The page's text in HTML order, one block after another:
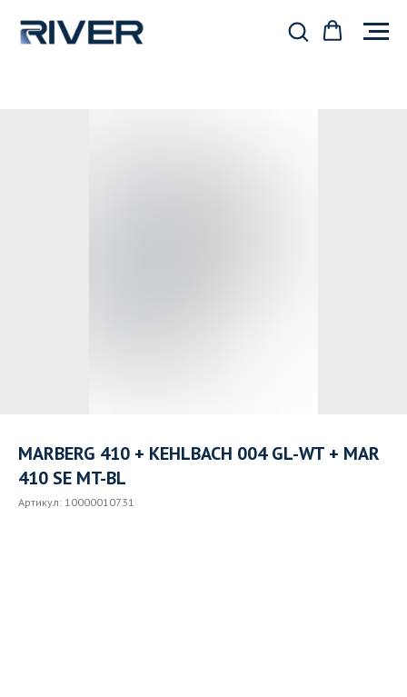
MARBERG 410 + KEHLBACH 004 GL-WT + MAR
410 SE MT-BL
Артикул: 10000010731